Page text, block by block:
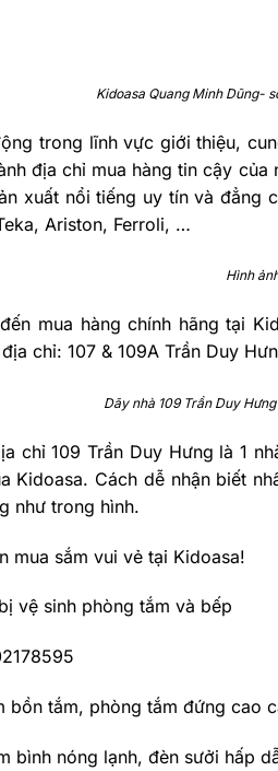
Kidoasa Quang Minh Dũng-
trong lĩnh vực giới thiệu,
địa chỉ mua hàng tin cậy
xuất nổi tiếng uy tín và đẳng
Ariston, Ferroli, …
Hình
mua hàng chính hãng tại
chỉ: 107 & 109A Trần Duy
Dãy nhà 109 Trần Duy
chỉ 109 Trần Duy Hưng là 1
Kidoasa. Cách dễ nhận biết
như trong hình.
mua sắm vui vẻ tại Kidoasa!
vệ sinh phòng tắm và bếp
bồn tắm, phòng tắm đứng cao
bình nóng lạnh, đèn sưởi hấp